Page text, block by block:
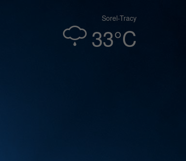
Sorel-Tracy
33°C